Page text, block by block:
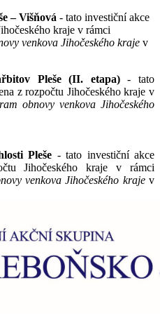
– Višňová - tato investiční akce
kraje v rámci
venkova Jihočeského kraje v
Pleše (II. etapa)- tato
z rozpočtu Jihočeského kraje v
obnovy venkova Jihočeského
Pleše - tato investiční akce
Jihočeského kraje v rámci
venkova Jihočeského krajev